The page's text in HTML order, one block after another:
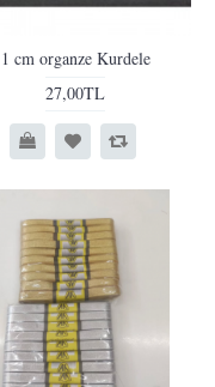
1 cm organze Kurdele
27,00TL